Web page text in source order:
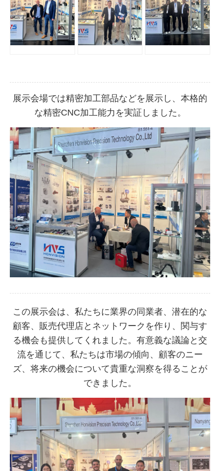
展示会場では精密加工部品などを展示し、本格的
な精密CNC加工能力を実証しました。
この展示会は、私たちに業界の同業者、潜在的な
顧客、販売代理店とネットワークを作り、関与す
る機会も提供してくれました。有意義な議論と交
流を通じて、私たちは市場の傾向、顧客のニー
ズ、将来の機会について貴重な洞察を得ることが
できました。